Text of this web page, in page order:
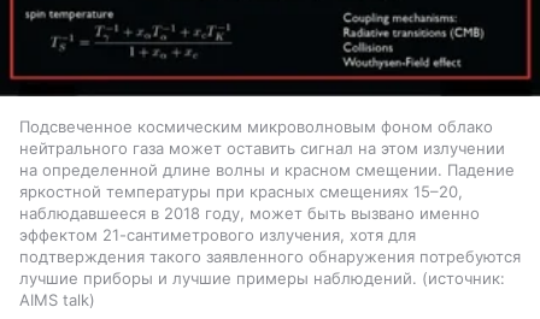
Подсвеченное космическим микроволновым фоном облако
нейтрального газа может оставить сигнал на этом излучении
на определенной длине волны и красном смещении. Падение
яркостной температуры при красных смещениях 15–20,
наблюдавшееся в 2018 году, может быть вызвано именно
эффектом 21-сантиметрового излучения, хотя для
подтверждения такого заявленного обнаружения потребуются
лучшие приборы и лучшие примеры наблюдений.
источник:
AIMS talk